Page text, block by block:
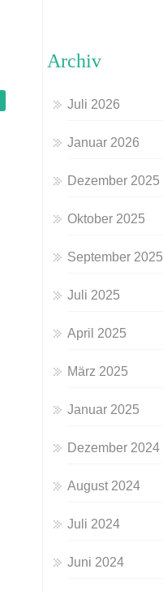
Archiv
Juli 2026
Januar 2026
Dezember 2025
Oktober 2025
September 2025
Juli 2025
April 2025
März 2025
Januar 2025
Dezember 2024
August 2024
Juli 2024
Juni 2024